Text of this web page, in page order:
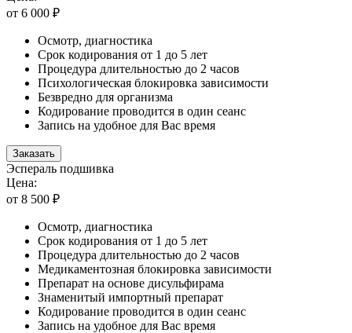
от 6 000 ₽
Осмотр, диагностика
Срок кодирования от 1 до 5 лет
Процедура длительностью до 2 часов
Психологическая блокировка зависимости
Безвредно для организма
Кодирование проводится в один сеанс
Запись на удобное для Вас время
Заказать
Эспераль подшивка
Цена:
от 8 500 ₽
Осмотр, диагностика
Срок кодирования от 1 до 5 лет
Процедура длительностью до 2 часов
Медикаментозная блокировка зависимости
Препарат на основе дисульфирама
Знаменитый импортный препарат
Кодирование проводится в один сеанс
Запись на удобное для Вас время